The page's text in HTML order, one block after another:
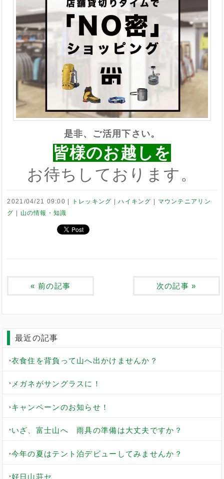
是非、ご活用下さい。
皆様のお越しを
お待ちしております。
2021/04/21 09:00 トレッキング ハイキング
マウンテニアリン
グ
山の情報・知識
« 前の記事 次の記事 »
最近の記事
衣食住を背負って山へ出かけませんか？
メガネがサングラスに！
キャンペーンのお知らせ！
いざ、富士山へ 雨具の準備は大丈夫ですか？
今年の夏はテント泊デビューしてみませんか？
好日山荘セ